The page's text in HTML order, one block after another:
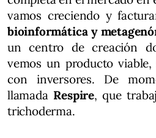
vamos creciendo y
bioinformática y
un centro de creación
vemos un producto
con inversores. De
llamada Respire, que
trichoderma.